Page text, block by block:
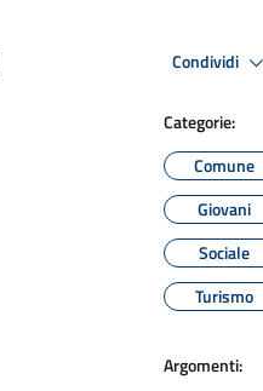
Condividi
Categorie:
Comune
Giovani
Sociale
Turismo
Argomenti: